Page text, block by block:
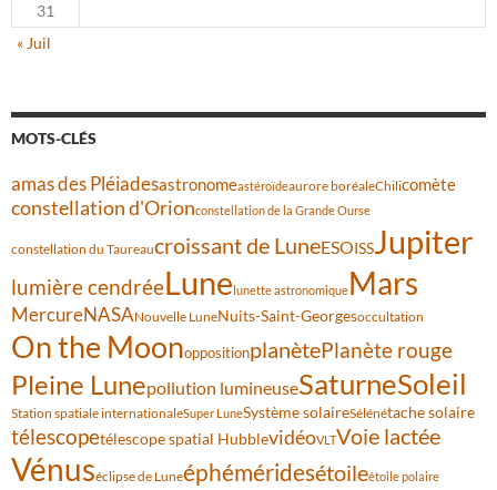
31
« Juil
MOTS-CLÉS
amas des Pléiadesastronomeastéroïdeaurore boréaleChilicomète
constellation d'Orionconstellation de la Grande Ourse
constellation du Taureaucroissant de LuneESOISSJupiter
lumière cendréeLune lunette astronomiqueMars
MercureNASANouvelle LuneNuits-Saint-Georgesoccultation
On the MoonoppositionplanètePlanète rouge
Pleine Lunepollution lumineuseSaturneSoleil
Station spatiale internationaleSuper LuneSystème solaireSélénétache solaire
télescopetélescope spatial HubblevidéoVLTVoie lactée
Vénuséclipse de Luneéphéméridesétoileétoile polaire